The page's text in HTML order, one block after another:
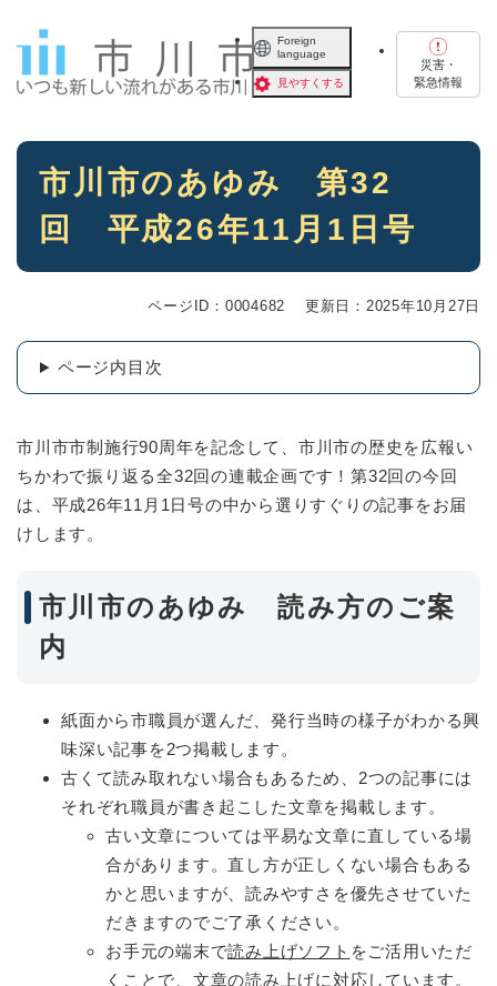
Foreign
language
見やすくする
災害・
緊急情報
本
市川市のあゆみ 第32
回 平成26年11月1日号
ページID：0004682 更新日：2025年10月27日
ページ内目次
市川市市制施行90周年を記念して、市川市の歴史を広報い
ちかわで振り返る全32回の連載企画です！第32回の今回
は、平成26年11月1日号の中から選りすぐりの記事をお届
けします。
市川市のあゆみ 読み方のご案
内
紙面から市職員が選んだ、発行当時の様子がわかる興
味深い記事を2つ掲載します。
古くて読み取れない場合もあるため、2つの記事には
それぞれ職員が書き起こした文章を掲載します。
古い文章については平易な文章に直している場
合があります。直し方が正しくない場合もある
かと思いますが、読みやすさを優先させていた
だきますのでご了承ください。
お手元の端末で読み上げソフト をご活用いただ
くことで、文章の読み上げに対応しています。